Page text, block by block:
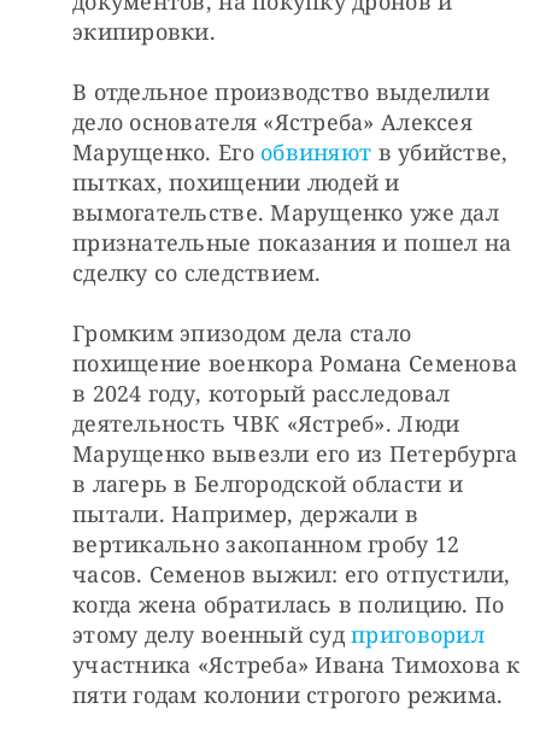
экипировки.
В отдельное производство выделили
дело основателя «Ястреба» Алексея
Марущенко. Его обвиняют в убийстве,
пытках, похищении людей и
вымогательстве. Марущенко уже дал
признательные показания и пошел на
сделку со следствием.
Громким эпизодом дела стало
похищение военкора Романа Семенова
в 2024 году, который расследовал
деятельность ЧВК «Ястреб». Люди
Марущенко вывезли его из Петербурга
в лагерь в Белгородской области и
пытали. Например, держали в
вертикально закопанном гробу 12
часов. Семенов выжил: его отпустили,
когда жена обратилась в полицию. По
этому делу военный суд приговорил
участника «Ястреба» Ивана Тимохова к
пяти годам колонии строгого режима.